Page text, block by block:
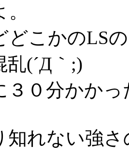
どこかのLS
乱(´Д｀;)
３０分かか
知れない強